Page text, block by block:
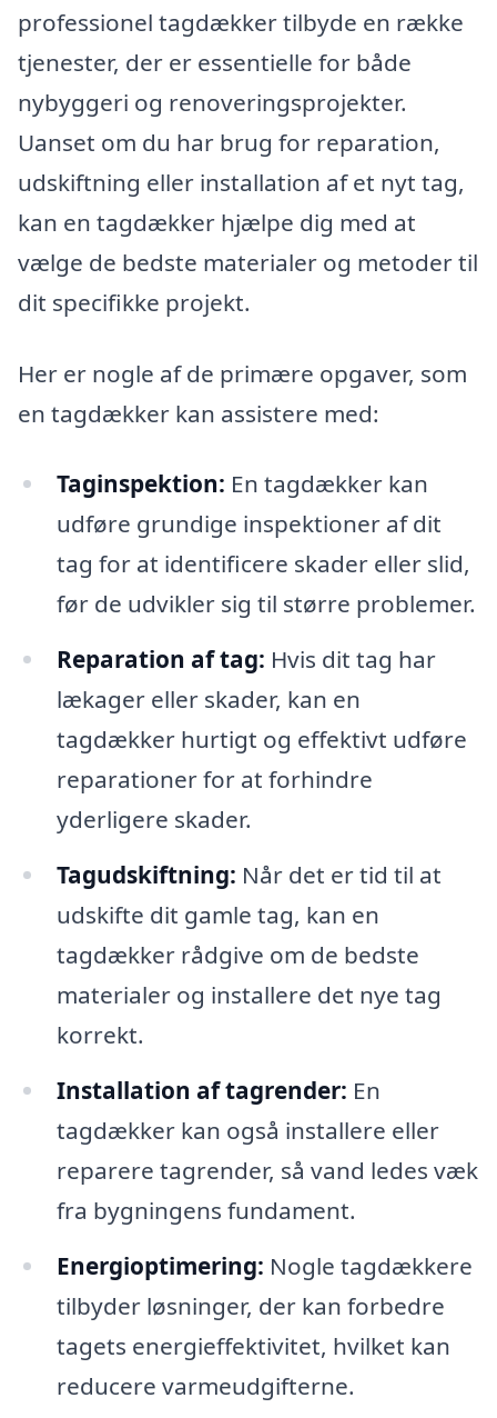
professionel tagdækker tilbyde en række
tjenester, der er essentielle for både
nybyggeri og renoveringsprojekter.
Uanset om du har brug for reparation,
udskiftning eller installation af et nyt tag,
kan en tagdækker hjælpe dig med at
vælge de bedste materialer og metoder til
dit specifikke projekt.
Her er nogle af de primære opgaver, som
en tagdækker kan assistere med:
Taginspektion: En tagdækker kan
udføre grundige inspektioner af dit
tag for at identificere skader eller slid,
før de udvikler sig til større problemer.
Reparation af tag: Hvis dit tag har
lækager eller skader, kan en
tagdækker hurtigt og effektivt udføre
reparationer for at forhindre
yderligere skader.
Tagudskiftning: Når det er tid til at
udskifte dit gamle tag, kan en
tagdækker rådgive om de bedste
materialer og installere det nye tag
korrekt.
Installation af tagrender: En
tagdækker kan også installere eller
reparere tagrender, så vand ledes væk
fra bygningens fundament.
Energioptimering: Nogle tagdækkere
tilbyder løsninger, der kan forbedre
tagets energieffektivitet, hvilket kan
reducere varmeudgifterne.